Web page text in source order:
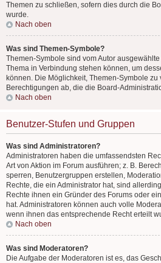
Themen zu schließen, sofern dies durch die
wurde.
Nach oben
Was sind Themen-Symbole?
Themen-Symbole sind vom Autor
Thema in Verbindung stehen können, um
können. Die Möglichkeit, Themen-Symbole
Berechtigungen ab, die die Board-
Nach oben
Benutzer-Stufen und Gruppen
Was sind Administratoren?
Administratoren haben die umfassendsten
Art von Aktion im Forum ausführen; z. B.
sperren, Benutzergruppen erstellen,
Rechte, die ein Administrator hat, sind
Rechte ihnen ein Gründer des Forums oder
hat. Administratoren können auch volle
wenn ihnen das entsprechende Recht erteilt
Nach oben
Was sind Moderatoren?
Die Aufgabe der Moderatoren ist es, das